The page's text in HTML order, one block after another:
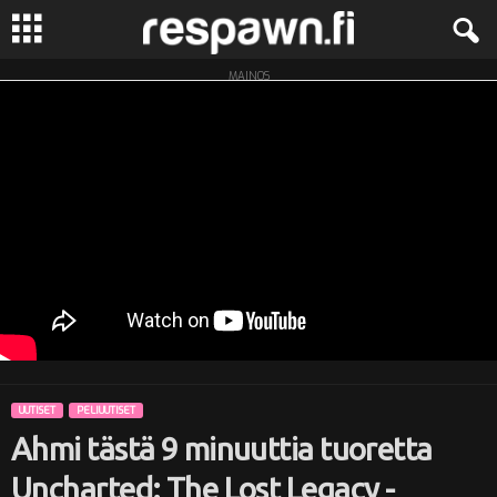
R
w
MAINOS
UUTISET PELIUUTISET
Ahmi tästä 9 minuuttia tuoretta
Uncharted: The Lost Legacy -